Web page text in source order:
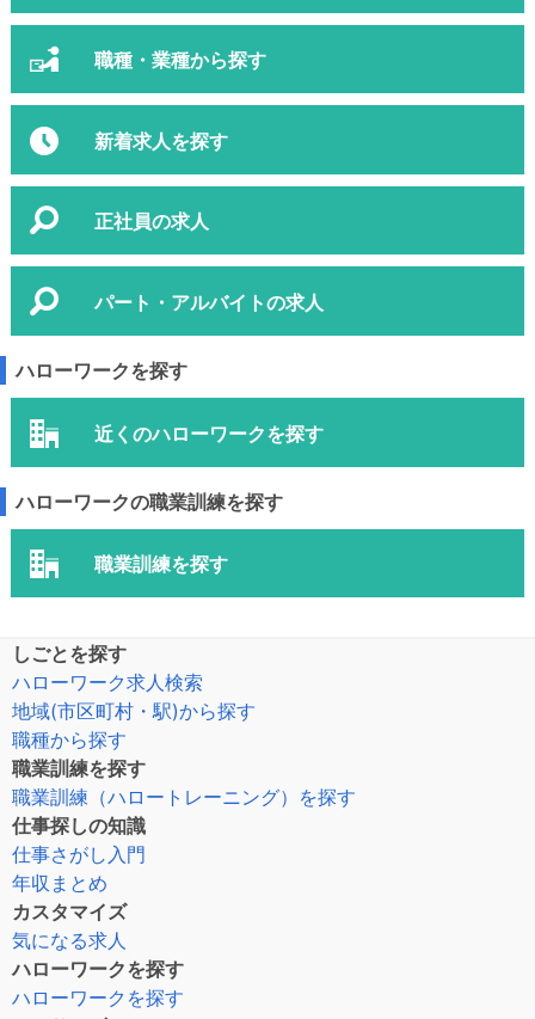
職種・業種から探す
新着求人を探す
正社員の求人
パート・アルバイトの求人
ハローワークを探す
近くのハローワークを探す
ハローワークの職業訓練を探す
職業訓練を探す
しごとを探す
ハローワーク求人検索
地域(市区町村・駅)から探す
職種から探す
職業訓練を探す
職業訓練（ハロートレーニング）を探す
仕事探しの知識
仕事さがし入門
年収まとめ
カスタマイズ
気になる求人
ハローワークを探す
ハローワークを探す